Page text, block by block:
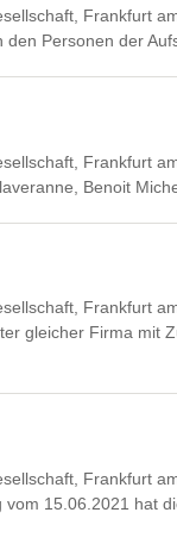
Frankfurt
Personen der
Frankfurt
Benoit
Frankfurt
gleicher Firma mit
Frankfurt
15.06.2021 hat